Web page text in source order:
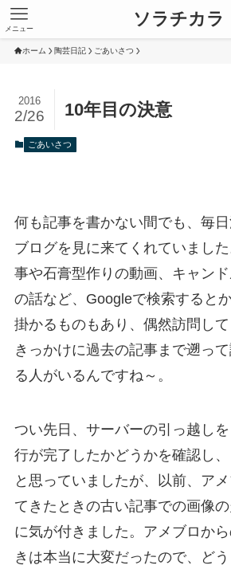
ソラチカラ
メニュー
ホーム 陶芸日記 ごあいさつ
10年目の決意
2016
2/26
ごあいさつ
何も記事を書かない間でも、毎
ブログを見に来てくれていまし
事や石膏型作りの動画、キャン
の話など、Googleで検索すると
掛かるものもあり、偶然訪問し
きっかけに過去の記事まで遡っ
る人がいるんですね～。
つい先日、サーバーの引っ越し
行が完了したかどうかを確認し
と思っていましたが、以前、ア
てきたときの古い記事での画像
に気が付きました。アメブロか
きは本当に大変だったので、ど